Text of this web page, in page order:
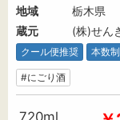
地域
栃木県
蔵元
(株)せん
クール便推奨 本数
#にごり酒